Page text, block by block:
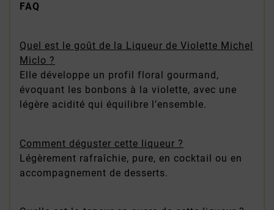
FAQ
Quel est le goût de la Liqueur de Violette Michel
Miclo ?
Elle développe un profil floral gourmand,
évoquant les bonbons à la violette, avec une
légère acidité qui équilibre l’ensemble.
Comment déguster cette liqueur ?
Légèrement rafraîchie, pure, en cocktail ou en
accompagnement de desserts.